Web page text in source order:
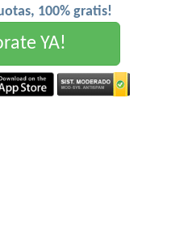
100% gratis!
YA!